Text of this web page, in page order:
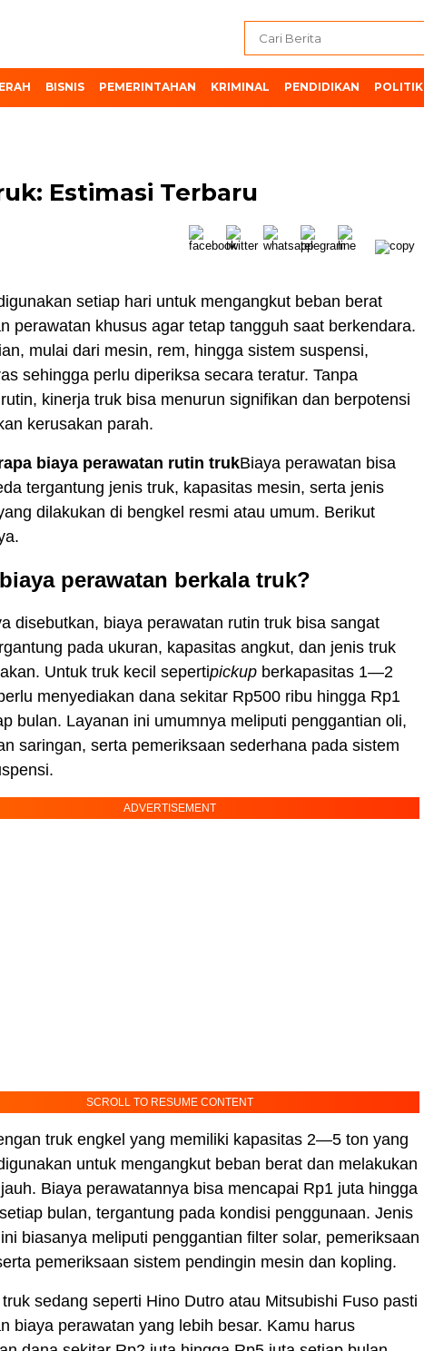
BISNIS PEMERINTAHAN KRIMINAL PENDIDIKAN POLITIK
Estimasi Terbaru
setiap hari untuk mengangkut beban berat
perawatan khusus agar tetap tangguh saat berkendara.
mulai dari mesin, rem, hingga sistem suspensi,
sehingga perlu diperiksa secara teratur. Tanpa
kinerja truk bisa menurun signifikan dan berpotensi
kerusakan parah.
biaya perawatan rutin trukBiaya perawatan bisa
tergantung jenis truk, kapasitas mesin, serta jenis
dilakukan di bengkel resmi atau umum. Berikut
perawatan berkala truk?
disebutkan, biaya perawatan rutin truk bisa sangat
pada ukuran, kapasitas angkut, dan jenis truk
Untuk truk kecil sepertipickup berkapasitas 1—2
menyediakan dana sekitar Rp500 ribu hingga Rp1
bulan. Layanan ini umumnya meliputi penggantian oli,
saringan, serta pemeriksaan sederhana pada sistem
ADVERTISEMENT
SCROLL TO RESUME CONTENT
truk engkel yang memiliki kapasitas 2—5 ton yang
untuk mengangkut beban berat dan melakukan
Biaya perawatannya bisa mencapai Rp1 juta hingga
bulan, tergantung pada kondisi penggunaan. Jenis
biasanya meliputi penggantian filter solar, pemeriksaan
pemeriksaan sistem pendingin mesin dan kopling.
sedang seperti Hino Dutro atau Mitsubishi Fuso pasti
biaya perawatan yang lebih besar. Kamu harus